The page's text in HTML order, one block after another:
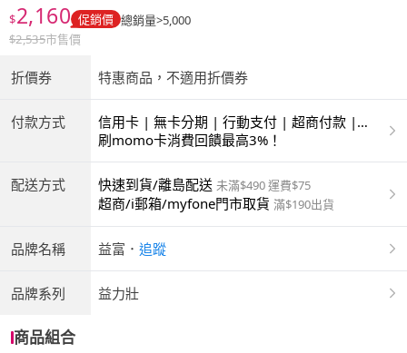
$2,160 促銷價 總銷量>5,000
$2,535市售價
折價券 特惠商品，不適用折價券
付款方式
信用卡 | 無卡分期 | 行動支付 | 超商付款 |
ATM | 銀聯卡
刷momo卡消費回饋最高3%！
配送方式 快速到貨/離島配送 未滿$490 運費$75
超商/i郵箱/myfone門市取貨 滿$190出貨
品牌名稱 益富 ． 追蹤
品牌系列 益力壯
商品組合